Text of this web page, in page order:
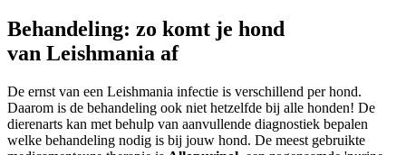
Behandeling: zo komt je hond
van Leishmania af
De ernst van een Leishmania infectie is verschillend per hond.
Daarom is de behandeling ook niet hetzelfde bij alle honden! De
dierenarts kan met behulp van aanvullende diagnostiek bepalen
welke behandeling nodig is bij jouw hond. De meest gebruikte